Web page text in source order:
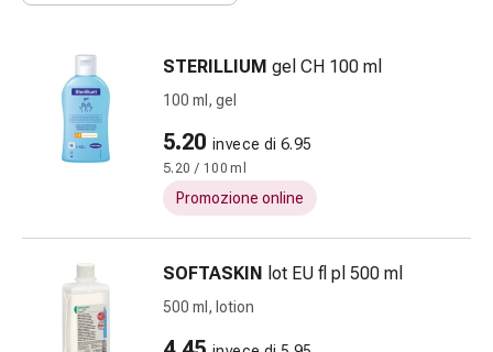
nastri
Bende
medicazione
STERILLIUM gel CH 100 ml
100 ml, gel
5.20 invece di 6.95
5.20 / 100 ml
Promozione online
SOFTASKIN lot EU fl pl 500 ml
500 ml, lotion